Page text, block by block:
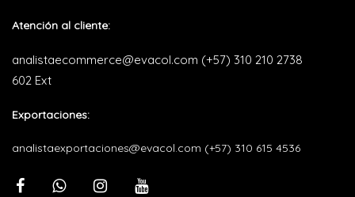
Atención al cliente:
analistaecommerce@evacol.com (+57) 310 210 2738
602 Ext
Exportaciones:
analistaexportaciones@evacol.com (+57) 310 615 4536